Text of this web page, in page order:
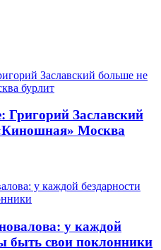
Заславский
Москва
у каждой
быть свои поклонники